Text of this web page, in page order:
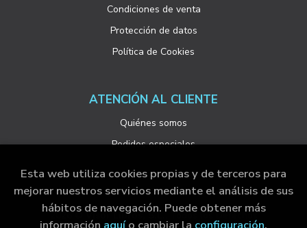
Condiciones de venta
Protección de datos
Política de Cookies
ATENCIÓN AL CLIENTE
Quiénes somos
Pedidos especiales
2026 ©Visor Libros, S.L. . Todos los Derechos
Esta web utiliza cookies propias y de terceros para
mejorar nuestros servicios mediante el análisis de sus
hábitos de navegación. Puede obtener más